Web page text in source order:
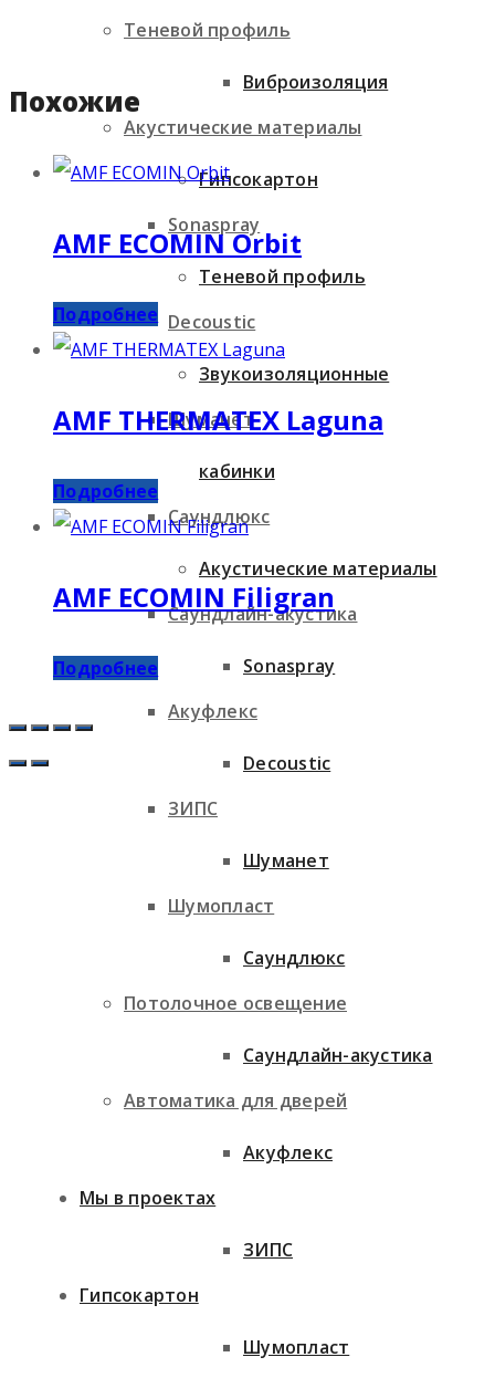
Теневой профиль
Акустические материалы
Sonaspray
Decoustic
Шуманет
Саундлюкс
Саундлайн-акустика
Акуфлекс
ЗИПС
Шумопласт
Потолочное освещение
Автоматика для дверей
Мы в проектах
Гипсокартон
Виброизоляция
Гипсокартон
Теневой профиль
Звукоизоляционные
кабинки
Акустические материалы
Sonaspray
Decoustic
Шуманет
Саундлюкс
Саундлайн-акустика
Акуфлекс
ЗИПС
Шумопласт
Похожие
AMF ECOMIN Orbit
Подробнее
AMF THERMATEX Laguna
Подробнее
AMF ECOMIN Filigran
Подробнее